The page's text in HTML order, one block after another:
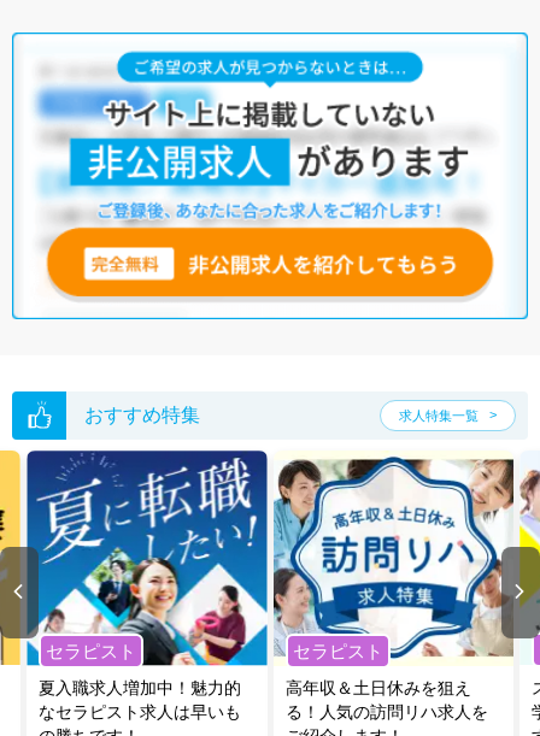
おすすめ特集 求人特集一覧
セラピスト
夏入職求人増加中！魅力的
なセラピスト求人は早いも
セラピスト
高年収＆土日休みを狙え
る！人気の訪問リハ求人を